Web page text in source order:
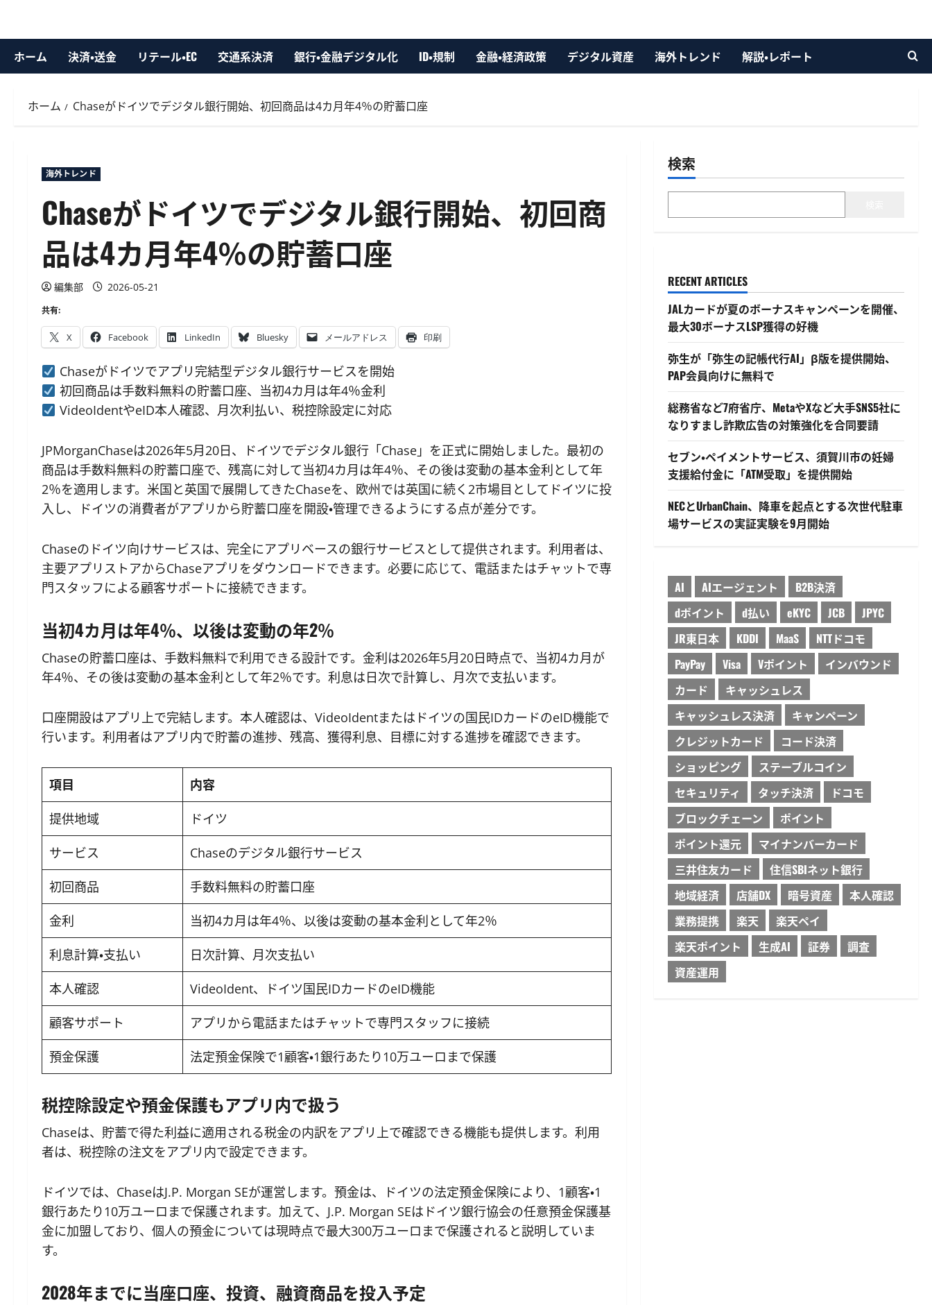
ホーム 決済・送金 リテール・EC 交通系決済 銀行・金融デジタル化 ID・規制 金融・経済政策 デジタル資産 海外トレンド 解説・レポート
ホーム Chaseがドイツでデジタル銀行開始、初回商品は4カ月年4％の貯蓄口座
海外トレンド
Chaseがドイツでデジタル銀行開始、初回商
品は4カ月年4％の貯蓄口座
編集部 2026-05-21
共有:
X Facebook LinkedIn Bluesky メールアドレス 印刷
Chaseがドイツでアプリ完結型デジタル銀行サービスを開始
初回商品は手数料無料の貯蓄口座、当初4カ月は年4％金利
VideoIdentやeID本人確認、月次利払い、税控除設定に対応
JPMorganChaseは2026年5月20日、ドイツでデジタル銀行「Chase」を正式に開始しました。最初の
商品は手数料無料の貯蓄口座で、残高に対して当初4カ月は年4％、その後は変動の基本金利として年
2％を適用します。米国と英国で展開してきたChaseを、欧州では英国に続く2市場目としてドイツに投
入し、ドイツの消費者がアプリから貯蓄口座を開設・管理できるようにする点が差分です。
Chaseのドイツ向けサービスは、完全にアプリベースの銀行サービスとして提供されます。利用者は、
主要アプリストアからChaseアプリをダウンロードできます。必要に応じて、電話またはチャットで専
門スタッフによる顧客サポートに接続できます。
当初4カ月は年4％、以後は変動の年2％
Chaseの貯蓄口座は、手数料無料で利用できる設計です。金利は2026年5月20日時点で、当初4カ月が
年4％、その後は変動の基本金利として年2％です。利息は日次で計算し、月次で支払います。
口座開設はアプリ上で完結します。本人確認は、VideoIdentまたはドイツの国民IDカードのeID機能で
行います。利用者はアプリ内で貯蓄の進捗、残高、獲得利息、目標に対する進捗を確認できます。
項目 内容
提供地域 ドイツ
サービス Chaseのデジタル銀行サービス
初回商品 手数料無料の貯蓄口座
金利 当初4カ月は年4％、以後は変動の基本金利として年2％
利息計算・支払い 日次計算、月次支払い
本人確認 VideoIdent、ドイツ国民IDカードのeID機能
顧客サポート アプリから電話またはチャットで専門スタッフに接続
預金保護 法定預金保険で1顧客・1銀行あたり10万ユーロまで保護
税控除設定や預金保護もアプリ内で扱う
Chaseは、貯蓄で得た利益に適用される税金の内訳をアプリ上で確認できる機能も提供します。利用
者は、税控除の注文をアプリ内で設定できます。
ドイツでは、ChaseはJ.P. Morgan SEが運営します。預金は、ドイツの法定預金保険により、1顧客・1
銀行あたり10万ユーロまで保護されます。加えて、J.P. Morgan SEはドイツ銀行協会の任意預金保護基
金に加盟しており、個人の預金については現時点で最大300万ユーロまで保護されると説明していま
す。
2028年までに当座口座、投資、融資商品を投入予定
検索
RECENT ARTICLES
JALカードが夏のボーナスキャンペーンを開催、
最大30ボーナスLSP獲得の好機
弥生が「弥生の記帳代行AI」β版を提供開始、
PAP会員向けに無料で
総務省など7府省庁、MetaやXなど大手SNS5社に
なりすまし詐欺広告の対策強化を合同要請
セブン・ペイメントサービス、須賀川市の妊婦
支援給付金に「ATM受取」を提供開始
NECとUrbanChain、降車を起点とする次世代駐車
場サービスの実証実験を9月開始
AI AIエージェント
B2B決済
dポイント
d払い eKYC JCB
JPYC
JR東日本
KDDI MaaS
NTTドコモ
PayPay
Visa Vポイント
インバウンド
カード
キャッシュレス
キャッシュレス決済
キャンペーン
クレジットカード
コード決済
ショッピング
ステーブルコイン
セキュリティ
タッチ決済
ドコモ
ブロックチェーン
ポイント
ポイント還元
マイナンバーカード
三井住友カード
住信SBIネット銀行
地域経済
店舗DX 暗号資産
本人確認
業務提携
楽天
楽天ペイ
楽天ポイント
生成AI 証券
調査
資産運用